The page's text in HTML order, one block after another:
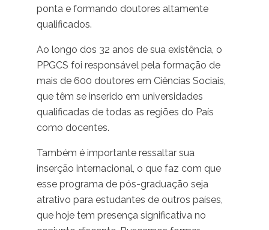
ponta e formando doutores altamente
qualificados.
Ao longo dos 32 anos de sua existência, o
PPGCS foi responsável pela formação de
mais de 600 doutores em Ciências Sociais,
que têm se inserido em universidades
qualificadas de todas as regiões do País
como docentes.
Também é importante ressaltar sua
inserção internacional, o que faz com que
esse programa de pós-graduação seja
atrativo para estudantes de outros países,
que hoje tem presença significativa no